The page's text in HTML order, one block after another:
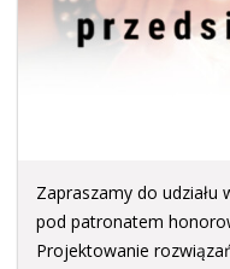
Zapraszamy do udziału
pod patronatem
Projektowanie